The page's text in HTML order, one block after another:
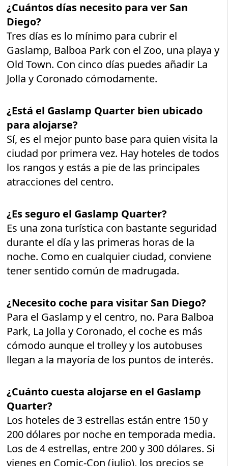
¿Cuántos días necesito para ver San
Diego?
Tres días es lo mínimo para cubrir el
Gaslamp, Balboa Park con el Zoo, una playa y
Old Town. Con cinco días puedes añadir La
Jolla y Coronado cómodamente.
¿Está el Gaslamp Quarter bien ubicado
para alojarse?
Sí, es el mejor punto base para quien visita la
ciudad por primera vez. Hay hoteles de todos
los rangos y estás a pie de las principales
atracciones del centro.
¿Es seguro el Gaslamp Quarter?
Es una zona turística con bastante seguridad
durante el día y las primeras horas de la
noche. Como en cualquier ciudad, conviene
tener sentido común de madrugada.
¿Necesito coche para visitar San Diego?
Para el Gaslamp y el centro, no. Para Balboa
Park, La Jolla y Coronado, el coche es más
cómodo aunque el trolley y los autobuses
llegan a la mayoría de los puntos de interés.
¿Cuánto cuesta alojarse en el Gaslamp
Quarter?
Los hoteles de 3 estrellas están entre 150 y
200 dólares por noche en temporada media.
Los de 4 estrellas, entre 200 y 300 dólares. Si
vienes en Comic-Con (julio), los precios se